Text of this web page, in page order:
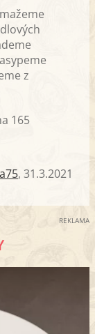
z
165
, 31.3.2021
REKLAMA